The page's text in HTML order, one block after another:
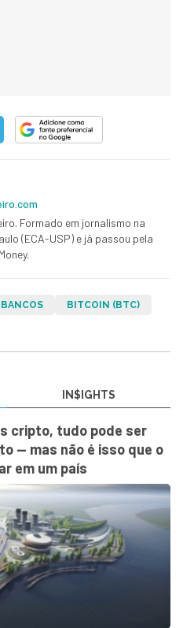
Formado em jornalismo na
(ECA-USP) e já passou pela
BANCOS
BITCOIN (BTC)
IN$IGHTS
cripto, tudo pode ser
— mas não é isso que o
em um país